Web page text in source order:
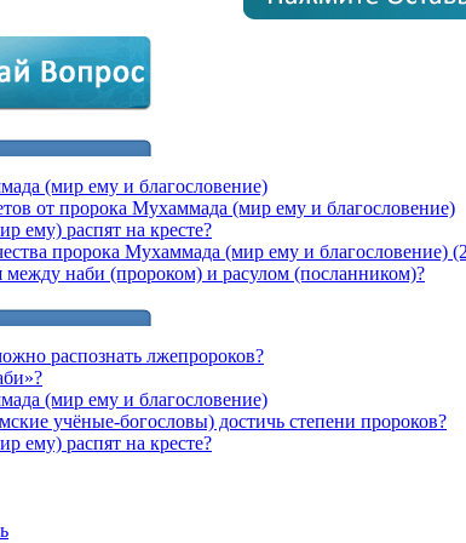
(мир ему и благословение)
от пророка Мухаммада (мир ему и благословение)
ему) распят на кресте?
пророка Мухаммада (мир ему и благословение)
между наби (пророком) и расулом (посланником)?
распознать лжепророков?
(мир ему и благословение)
учёные-богословы) достичь степени пророков?
ему) распят на кресте?